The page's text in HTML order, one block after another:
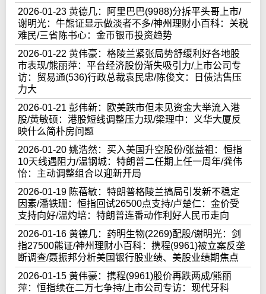
2026-01-23 黄德几：阿里巴巴(9988)分拆平头哥上市/
谢明光：牛熊证显示做淡者不多/神州理财小百科：关税
难民/三省陈书心：金币银币投资趋势
2026-01-22 黄伟豪：格陵兰紧张局势舒缓利好各地股
市表现/熊丽萍：平台经济股份渐失吸引力/上市公司专
访：贸易通(536)行政总裁袁民忠/陈俊文：日债沽售压
力大
2026-01-21 彭伟新：欧美跌市但未见资金大举流入港
股/黄敏硕：港股短线调整压力现/梁理中：义华大厦反
映什么简朴房问题
2026-01-20 姚浩然：买入美国升空股份/张益祖：恒指
10天线遇阻力/温钢城：特朗普二任期上任一周年/龚伟
怡：主动调整组合以迎新开局
2026-01-19 陈蓓敏：特朗普格陵兰搞局引发新不稳定
因素/潘铁珊：恒指回试26500点支持/卢楚仁：金价受
支持向好/温灼培：特朗普连番动作利好人民币走向
2026-01-16 黄德几：药明生物(2269)配股/谢明光：剑
指27500熊证/神州理财小百科：携程(9961)被立案反垄
断调查/聂振邦分析美国银行股业绩、美股业绩期焦点
2026-01-15 黄伟豪：携程(9961)股价再跌两成/熊丽
萍：恒指续在二万七争持/上市公司专访：现代牙科